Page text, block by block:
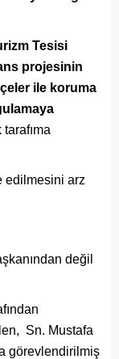
Tesisi
projesinin
ile koruma
tarafıma
edilmesini arz
değil
Sn. Mustafa
görevlendirilmiş